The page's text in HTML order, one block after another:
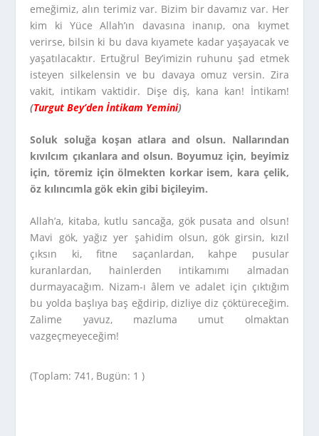
emeğimiz, alın terimiz var. Bizim bir davamız var. Her
kim ki Yüce Allah’ın davasına inanıp, ona kıymet
verirse, bilsin ki bu dava kıyamete kadar yaşayacak ve
yaşatılacaktır. Ertuğrul Bey’imizin ruhunu şad etmek
isteyen silkelensin ve bu davaya omuz versin. Zira
vakit, intikam vaktidir. Dişe diş, kana kan! İntikam!
(Turgut Bey’den İntikam Yemini)
Soluk soluğa koşan atlara and olsun. Nallarından
kıvılcım çıkanlara and olsun. Boyumuz için, beyimiz
için, töremiz için ölmekten korkar isem, kara çelik,
öz kılıncımla gök ekin gibi biçileyim.
Allah’a, kitaba, kutlu sancağa, gök pusata and olsun!
Mavi gök, yağız yer şahidim olsun, gök girsin, kızıl
çıksın ki, fitne saçanlardan, kahpe pusular
kuranlardan, hainlerden intikamımı almadan
durmayacağım. Nizam-ı âlem ve adalet için çıktığım
bu yolda başlıya baş eğdirip, dizliye diz çöktüreceğim.
Zalime yavuz, mazluma umut olmaktan
vazgeçmeyeceğim!
(Toplam: 741, Bugün: 1 )